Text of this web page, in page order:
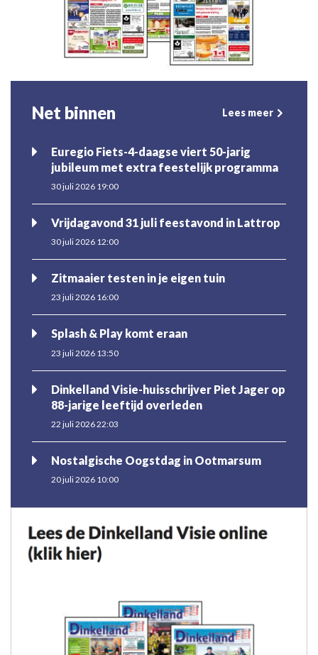
Net binnen Lees meer
Euregio Fiets-4-daagse viert 50-jarig
jubileum met extra feestelijk programma
30 juli 2026 19:00
Vrijdagavond 31 juli feestavond in Lattrop
30 juli 2026 12:00
Zitmaaier testen in je eigen tuin
23 juli 2026 16:00
Splash & Play komt eraan
23 juli 2026 13:50
Dinkelland Visie-huisschrijver Piet Jager op
88-jarige leeftijd overleden
22 juli 2026 22:03
Nostalgische Oogstdag in Ootmarsum
20 juli 2026 10:00